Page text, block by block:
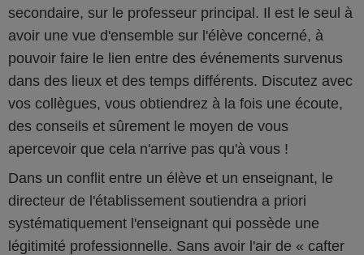
secondaire, sur le professeur principal. Il est le seul à
avoir une vue d'ensemble sur l'élève concerné, à
pouvoir faire le lien entre des événements survenus
dans des lieux et des temps différents. Discutez avec
vos collègues, vous obtiendrez à la fois une écoute,
des conseils et sûrement le moyen de vous
apercevoir que cela n'arrive pas qu'à vous !
Dans un conflit entre un élève et un enseignant, le
directeur de l'établissement soutiendra a priori
systématiquement l'enseignant qui possède une
légitimité professionnelle. Sans avoir l'air de « cafter